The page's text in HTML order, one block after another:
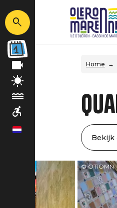
nl
Home
Bekijk
© OTIOMN